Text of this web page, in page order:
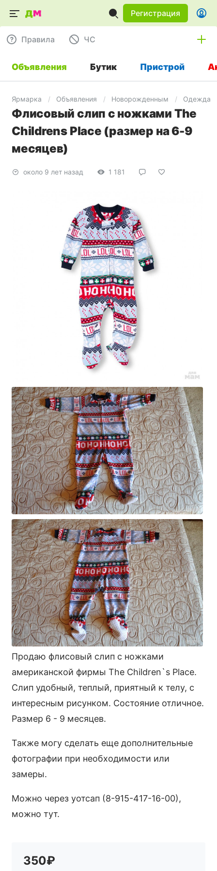
Регистрация
Правила ЧC
Объявления Бутик Пристрой
Ярмарка Объявления Новорожденным Одежда
Флисовый слип с ножками The
Childrens Place (размер на 6-9
месяцев)
около 9 лет назад 1 181
Продаю флисовый слип с ножками
американской фирмы The Children`s Place.
Слип удобный, теплый, приятный к телу, с
интересным рисунком. Состояние отличное.
Размер 6 - 9 месяцев.
Также могу сделать еще дополнительные
фотографии при необходимости или
замеры.
Можно через уотсап (8-915-417-16-00),
можно тут.
350₽